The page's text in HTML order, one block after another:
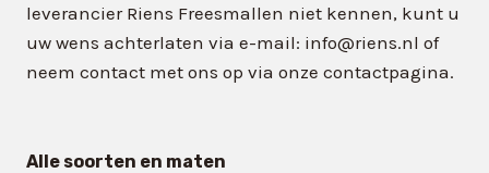
leverancier Riens Freesmallen niet kennen, kunt u
uw wens achterlaten via e-mail: info@riens.nl of
neem contact met ons op via onze contactpagina.
Alle soorten en maten